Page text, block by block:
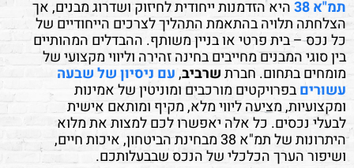
תמ"א 38
היא הזדמנות ייחודית לחיזוק ושדרוג מבנים, אך
הצלחתה תלויה בהתאמת התהליך לצרכים הייחודיים של
כל נכס – בית פרטי או בניין משותף. ההבדלים המהותיים
בין סוגי המבנים מחייבים בחינה זהירה וליווי מקצועי של
מומחים בתחום. חברתשרביב,עם ניסיון של שבעה
עשוריםבפרויקטים מורכבים ומוניטין של אמינות
ומקצועיות, מציעה ליווי מלא, מקיף ומותאם אישית
לבעלי נכסים. כל אלה יאפשרו לכם למצות את מלוא
היתרונות של תמ"א 38 מבחינת הביטחון, איכות חיים,
ושיפור הערך הכלכלי של הנכס שבבעלותכם.